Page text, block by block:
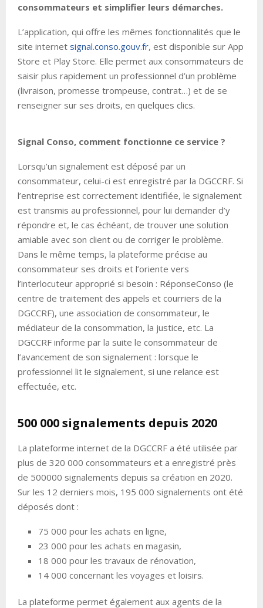
consommateurs et simplifier leurs démarches.
L’application, qui offre les mêmes fonctionnalités que le
site internet signal.conso.gouv.fr, est disponible sur App
Store et Play Store. Elle permet aux consommateurs de
saisir plus rapidement un professionnel d’un problème
(livraison, promesse trompeuse, contrat…) et de se
renseigner sur ses droits, en quelques clics.
Signal Conso, comment fonctionne ce service ?
Lorsqu’un signalement est déposé par un
consommateur, celui-ci est enregistré par la DGCCRF. Si
l’entreprise est correctement identifiée, le signalement
est transmis au professionnel, pour lui demander d’y
répondre et, le cas échéant, de trouver une solution
amiable avec son client ou de corriger le problème.
Dans le même temps, la plateforme précise au
consommateur ses droits et l’oriente vers
l’interlocuteur approprié si besoin : RéponseConso (le
centre de traitement des appels et courriers de la
DGCCRF), une association de consommateur, le
médiateur de la consommation, la justice, etc. La
DGCCRF informe par la suite le consommateur de
l’avancement de son signalement : lorsque le
professionnel lit le signalement, si une relance est
effectuée, etc.
500 000 signalements depuis 2020
La plateforme internet de la DGCCRF a été utilisée par
plus de 320 000 consommateurs et a enregistré près
de 500000 signalements depuis sa création en 2020.
Sur les 12 derniers mois, 195 000 signalements ont été
déposés dont :
75 000 pour les achats en ligne,
23 000 pour les achats en magasin,
18 000 pour les travaux de rénovation,
14 000 concernant les voyages et loisirs.
La plateforme permet également aux agents de la